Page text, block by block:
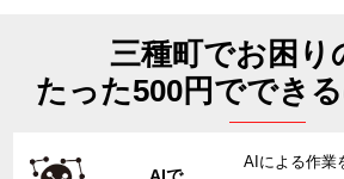
三種町でお困り
たった500円ででき
AIによる作業